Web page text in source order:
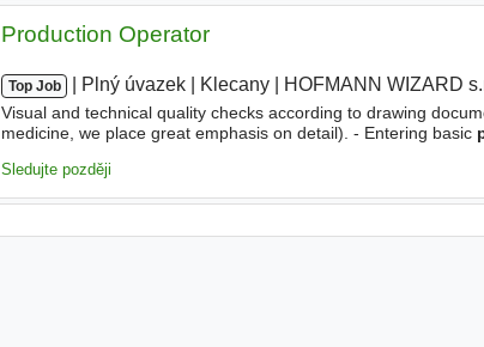
Production Operator
Top Job Plný úvazek Klecany HOFMANN WIZARD
Visual and technical quality checks according to drawing
medicine, we place great emphasis on detail). - Entering basic
Sledujte později